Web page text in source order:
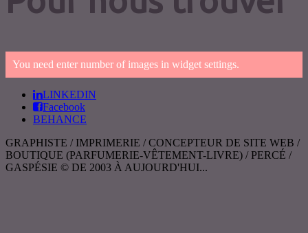
You need enter number of images in widget settings.
LINKEDIN
Facebook
BEHANCE
GRAPHISTE / IMPRIMERIE / CONCEPTEUR DE SITE WEB /
BOUTIQUE (PARFUMERIE-VÊTEMENT-LIVRE) / PERCÉ /
GASPÉSIE © DE 2003 À AUJOURD'HUI...